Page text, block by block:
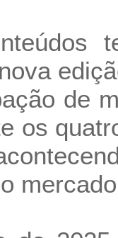
de
os